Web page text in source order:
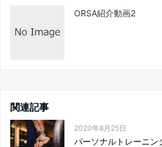
ORSA紹介動画2
関連記事
2020年8月25日
パーソナルトレーニン